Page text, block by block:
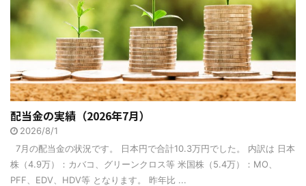
配当金の実績（2026年7月）
2026/8/1
7月の配当金の状況です。 日本円で合計10.3万円でした。 内訳は 日本
株（4.9万）：カバコ、グリーンクロス等 米国株（5.4万）：MO、
PFF、EDV、HDV等 となります。 昨年比 ...